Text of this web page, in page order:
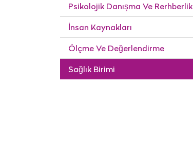
Psikolojik Danışma Ve Rerhberlik
İnsan Kaynakları
Ölçme Ve Değerlendirme
Sağlık Birimi